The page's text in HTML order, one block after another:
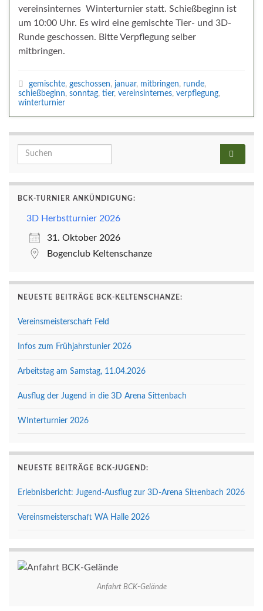
vereinsinternes Winterturnier statt. Schießbeginn ist
um 10:00 Uhr. Es wird eine gemischte Tier- und 3D-
Runde geschossen. Bitte Verpflegung selber
mitbringen.
gemischte, geschossen, januar, mitbringen, runde,
schießbeginn, sonntag, tier, vereinsinternes, verpflegung,
winterturnier
Search for:
BCK-TURNIER ANKÜNDIGUNG:
3D Herbstturnier 2026
31. Oktober 2026
Bogenclub Keltenschanze
NEUESTE BEITRÄGE BCK-KELTENSCHANZE:
Vereinsmeisterschaft Feld
Infos zum Frühjahrstunier 2026
Arbeitstag am Samstag, 11.04.2026
Ausflug der Jugend in die 3D Arena Sittenbach
WInterturnier 2026
NEUESTE BEITRÄGE BCK-JUGEND:
Erlebnisbericht: Jugend-Ausflug zur 3D-Arena Sittenbach 2026
Vereinsmeisterschaft WA Halle 2026
Anfahrt BCK-Gelände